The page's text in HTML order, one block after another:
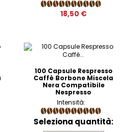
18,50 €
100 Capsule Respresso
Caffè Borbone Miscela
Nera Compatibile
Nespresso
Intensità:
Seleziona quantità: